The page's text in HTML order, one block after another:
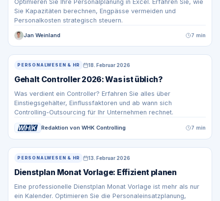
Optimieren Sie Ihre Personalplanung in Excel. Erfahren Sie, wie
Sie Kapazitäten berechnen, Engpässe vermeiden und
Personalkosten strategisch steuern.
Jan Weinland 7 min
PERSONALWESEN & HR 18. Februar 2026
Gehalt Controller 2026: Was ist üblich?
Was verdient ein Controller? Erfahren Sie alles über
Einstiegsgehälter, Einflussfaktoren und ab wann sich
Controlling-Outsourcing für Ihr Unternehmen rechnet.
Redaktion von WHK Controlling 7 min
PERSONALWESEN & HR 13. Februar 2026
Dienstplan Monat Vorlage: Effizient planen
Eine professionelle Dienstplan Monat Vorlage ist mehr als nur
ein Kalender. Optimieren Sie die Personaleinsatzplanung,